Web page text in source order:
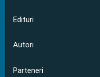
Edituri
Autori
Parteneri